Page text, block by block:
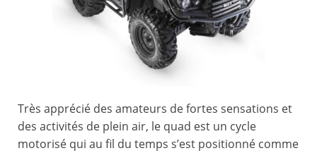
Très apprécié des amateurs de fortes sensations et
des activités de plein air, le quad est un cycle
motorisé qui au fil du temps s’est positionné comme